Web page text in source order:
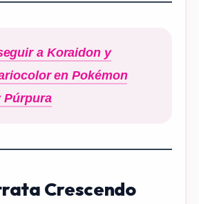
a Koraidon y
en Pokémon
Púrpura
Crescendo